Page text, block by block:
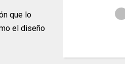
que lo
el diseño